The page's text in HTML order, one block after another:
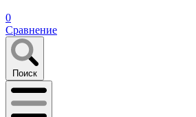
0
Сравнение
Поиск